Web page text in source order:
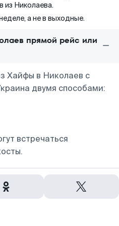
из Николаева.
а не в выходные.
прямой рейс или
Хайфы в Николаев с
двумя способами:
встречаться